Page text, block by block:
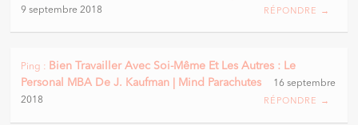
9 septembre 2018 RÉPONDRE →
Ping : Bien Travailler Avec Soi-Même Et Les Autres : Le
Personal MBA De J. Kaufman | Mind Parachutes
16 septembre
2018
RÉPONDRE →